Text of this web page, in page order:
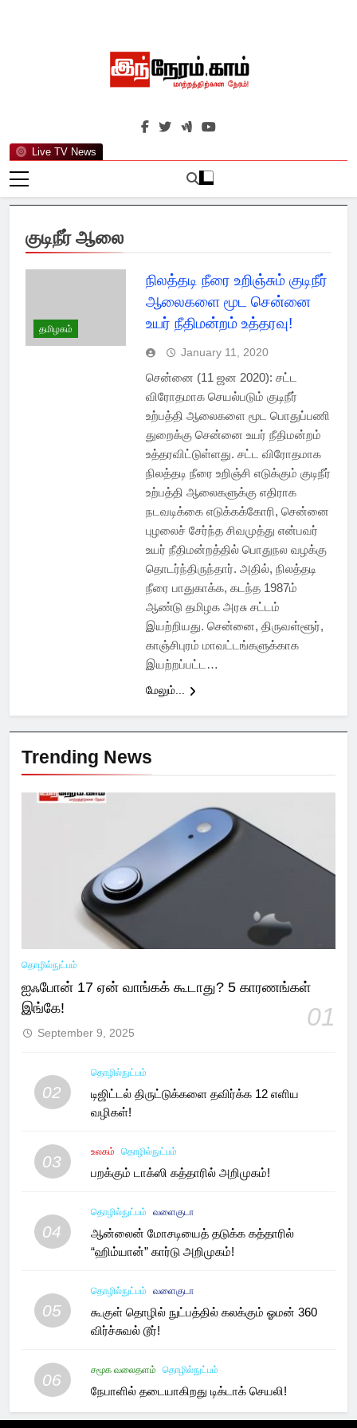
Live TV News
இந்நேரம்.காம்
செய்திகளுக்கு அப்பால்…
குடிநீர் ஆலை
தமிழகம்
நிலத்தடி நீரை உறிஞ்சும் குடிநீர்
ஆலைகளை மூட சென்னை
உயர் நீதிமன்றம் உத்தரவு!
January 11, 2020
சென்னை (11 ஜன 2020): சட்ட
விரோதமாக செயல்படும் குடிநீர்
உற்பத்தி ஆலைகளை மூட பொதுப்பணி
துறைக்கு சென்னை உயர் நீதிமன்றம்
உத்தரவிட்டுள்ளது. சட்ட விரோதமாக
நிலத்தடி நீரை உறிஞ்சி எடுக்கும் குடிநீர்
உற்பத்தி ஆலைகளுக்கு எதிராக
நடவடிக்கை எடுக்கக்கோரி, சென்னை
புழலைச் சேர்ந்த சிவமுத்து என்பவர்
உயர் நீதிமன்றத்தில் பொதுநல வழக்கு
தொடர்ந்திருந்தார். அதில், நிலத்தடி
நீரை பாதுகாக்க, கடந்த 1987ம்
ஆண்டு தமிழக அரசு சட்டம்
இயற்றியது. சென்னை, திருவள்ளூர்,
காஞ்சிபுரம் மாவட்டங்களுக்காக
இயற்றப்பட்ட…
மேலும்...
Trending News
தொழில்நுட்பம்
ஐஃபோன் 17 ஏன் வாங்கக் கூடாது? 5 காரணங்கள்
இங்கே!
01
September 9, 2025
02
தொழில்நுட்பம்
டிஜிட்டல் திருட்டுக்களை தவிர்க்க 12 எளிய
வழிகள்!
03
உலகம் தொழில்நுட்பம்
பறக்கும் டாக்ஸி கத்தாரில் அறிமுகம்!
04
தொழில்நுட்பம் வளைகுடா
ஆன்லைன் மோசடியைத் தடுக்க கத்தாரில்
“ஹிம்யான்” கார்டு அறிமுகம்!
05
தொழில்நுட்பம் வளைகுடா
கூகுள் தொழில் நுட்பத்தில் கலக்கும் ஓமன் 360
விர்ச்சுவல் டூர்!
06
சமூக வலைதளம் தொழில்நுட்பம்
நேபாளில் தடையாகிறது டிக்டாக் செயலி!